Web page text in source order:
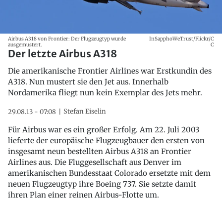
Airbus A318 von Frontier: Der Flugzeugtyp wurde
ausgemustert.
InSapphoWeTrust/Flickr/C
C
Der letzte Airbus A318
Die amerikanische Frontier Airlines war Erstkundin des
A318. Nun mustert sie den Jet aus. Innerhalb
Nordamerika fliegt nun kein Exemplar des Jets mehr.
29.08.13 - 07:08 Stefan Eiselin
Für Airbus war es ein großer Erfolg. Am 22. Juli 2003
lieferte der europäische Flugzeugbauer den ersten von
insgesamt neun bestellten Airbus A318 an Frontier
Airlines aus. Die Fluggesellschaft aus Denver im
amerikanischen Bundesstaat Colorado ersetzte mit dem
neuen Flugzeugtyp ihre Boeing 737. Sie setzte damit
ihren Plan einer reinen Airbus-Flotte um.